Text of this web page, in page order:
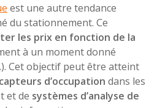
est une autre tendance
du stationnement. Ce
les prix en fonction de la
à un moment donné
Cet objectif peut être atteint
d’occupation dans les
et de systèmes d’analyse de